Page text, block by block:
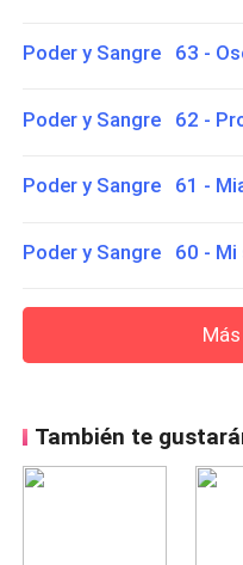
Poder y Sangre 63 -
Poder y Sangre 62 -
Poder y Sangre 61 -
Poder y Sangre 60 - Mi
También te